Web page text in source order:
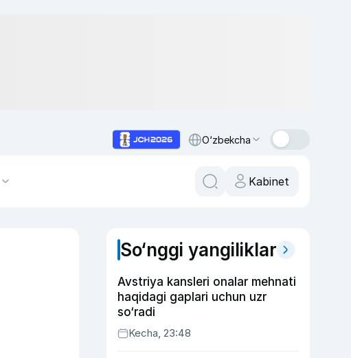
O‘zbekcha
Kabinet
So‘nggi yangiliklar
Avstriya kansleri onalar mehnati
haqidagi gaplari uchun uzr
so‘radi
Kecha, 23:48